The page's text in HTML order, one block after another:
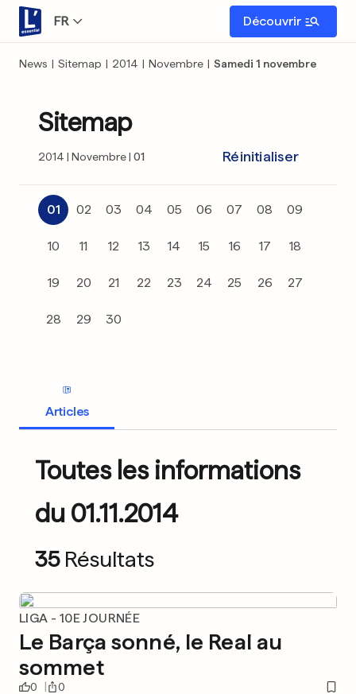
FR Découvrir
News | Sitemap | 2014 | Novembre | Samedi 1 novembre
Sitemap
2014 Novembre 01 Réinitialiser
01 02 03 04 05 06 07 08 09
10 11 12 13 14 15 16 17 18
19 20 21 22 23 24 25 26 27
28 29 30
Articles
Toutes les informations
du 01.11.2014
35 Résultats
LIGA - 10E JOURNÉE
Le Barça sonné, le Real au
sommet
0 0